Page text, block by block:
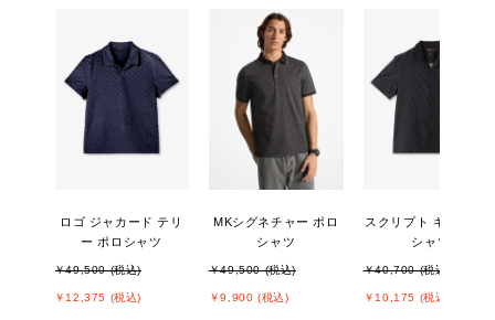
ロゴ ジャカード テリ
ー ポロシャツ
￥49,500 (税込)
￥12,375 (税込)
MKシグネチャー ポロ
シャツ
￥49,500 (税込)
￥9,900 (税込)
スクリプト キャンプ
シャツ
￥40,700 (税込)
￥10,175 (税込)